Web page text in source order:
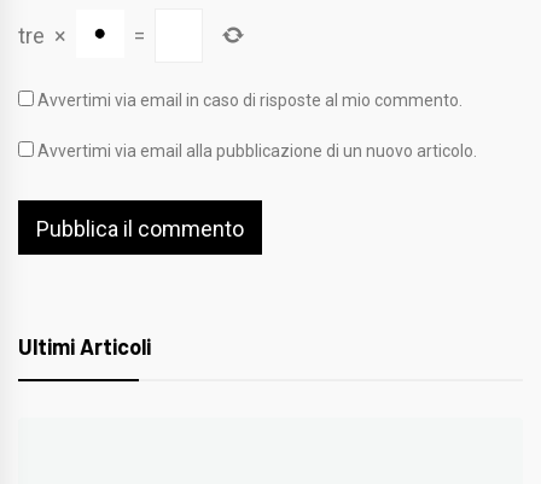
tre × =
Avvertimi via email in caso di risposte al mio commento.
Avvertimi via email alla pubblicazione di un nuovo articolo.
Ultimi Articoli